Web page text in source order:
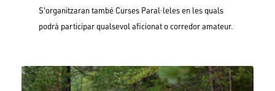
S'organitzaran també Curses Paral·leles en les quals
podrà participar qualsevol aficionat o corredor amateur.